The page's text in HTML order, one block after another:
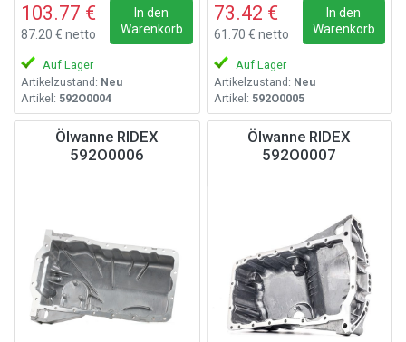
103.77 €
87.20 € netto
In den
Warenkorb
Auf Lager
Artikelzustand: Neu
Artikel: 592O0004
73.42 €
61.70 € netto
In den
Warenkorb
Auf Lager
Artikelzustand: Neu
Artikel: 592O0005
Ölwanne RIDEX
592O0006
Ölwanne RIDEX
592O0007